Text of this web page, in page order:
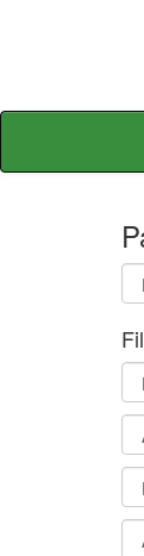
Skip